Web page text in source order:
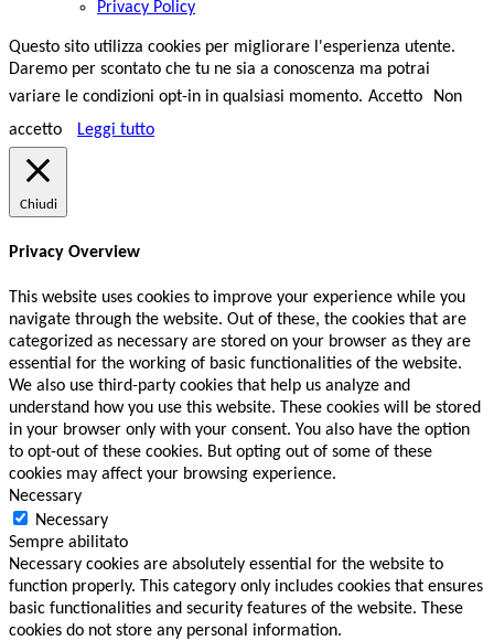
Privacy Policy
Questo sito utilizza cookies per migliorare l'esperienza utente.
Daremo per scontato che tu ne sia a conoscenza ma potrai
variare le condizioni opt-in in qualsiasi momento. Accetto
Non
accetto
Leggi tutto
Chiudi
Privacy Overview
This website uses cookies to improve your experience while you
navigate through the website. Out of these, the cookies that are
categorized as necessary are stored on your browser as they are
essential for the working of basic functionalities of the website.
We also use third-party cookies that help us analyze and
understand how you use this website. These cookies will be stored
in your browser only with your consent. You also have the option
to opt-out of these cookies. But opting out of some of these
cookies may affect your browsing experience.
Necessary
Necessary
Sempre abilitato
Necessary cookies are absolutely essential for the website to
function properly. This category only includes cookies that ensures
basic functionalities and security features of the website. These
cookies do not store any personal information.